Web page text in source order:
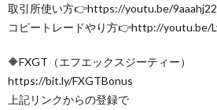
取引所使い方👉️https://youtu.be/
コピートレードやり方👉️http://youtu.be/
🔶FXGT（エフエックスジーティー）
https://bit.ly/FXGTBonus
上記リンクからの登録で